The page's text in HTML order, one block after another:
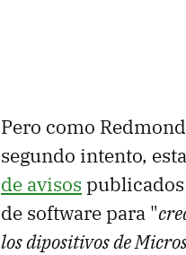
Pero como
segundo intento,
de avisos
de software para "
los dipositivos de